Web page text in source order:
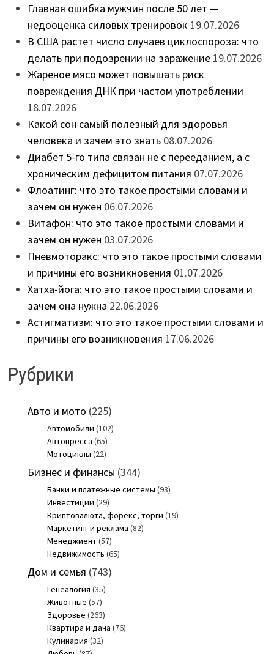
Главная ошибка мужчин после 50 лет —
недооценка силовых тренировок 19.07.2026
В США растет число случаев циклоспороза: что
делать при подозрении на заражение 19.07.2026
Жареное мясо может повышать риск
повреждения ДНК при частом употреблении
18.07.2026
Какой сон самый полезный для здоровья
человека и зачем это знать 08.07.2026
Диабет 5-го типа связан не с перееданием, а с
хроническим дефицитом питания 07.07.2026
Флоатинг: что это такое простыми словами и
зачем он нужен 06.07.2026
Витафон: что это такое простыми словами и
зачем он нужен 03.07.2026
Пневмоторакс: что это такое простыми словами
и причины его возникновения 01.07.2026
Хатха-йога: что это такое простыми словами и
зачем она нужна 22.06.2026
Астигматизм: что это такое простыми словами и
причины его возникновения 17.06.2026
Рубрики
Авто и мото (225)
Автомобили (102)
Автопресса (65)
Мотоциклы (22)
Бизнес и финансы (344)
Банки и платежные системы (93)
Инвестиции (29)
Криптовалюта, форекс, торги (19)
Маркетинг и реклама (82)
Менеджмент(57)
Недвижимость (65)
Дом и семья (743)
Генеалогия (35)
Животные (57)
Здоровье (263)
Квартира и дача (76)
Кулинария (32)